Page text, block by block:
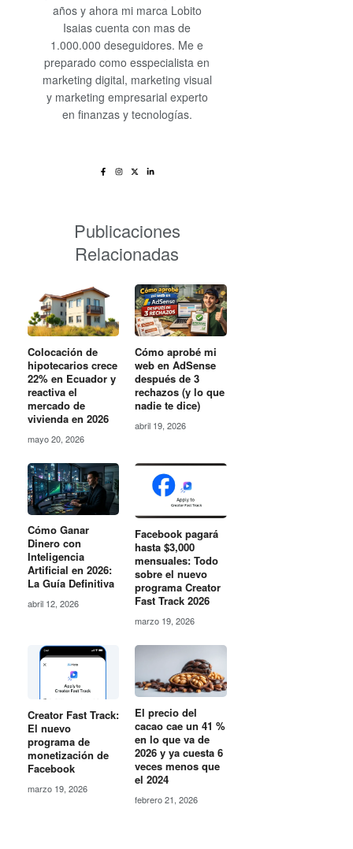
años y ahora mi marca Lobito
Isaias cuenta con mas de
1.000.000 deseguidores. Me e
preparado como esspecialista en
marketing digital, marketing visual
y marketing empresarial experto
en finanzas y tecnologías.
Publicaciones
Relacionadas
Colocación de
hipotecarios crece
22% en Ecuador y
reactiva el
mercado de
vivienda en 2026
mayo 20, 2026
Cómo aprobé mi
web en AdSense
después de 3
rechazos (y lo que
nadie te dice)
abril 19, 2026
Cómo Ganar
Dinero con
Inteligencia
Artificial en 2026:
La Guía Definitiva
abril 12, 2026
Facebook pagará
hasta $3,000
mensuales: Todo
sobre el nuevo
programa Creator
Fast Track 2026
marzo 19, 2026
Creator Fast Track:
El nuevo
programa de
monetización de
Facebook
marzo 19, 2026
El precio del
cacao cae un 41 %
en lo que va de
2026 y ya cuesta 6
veces menos que
el 2024
febrero 21, 2026